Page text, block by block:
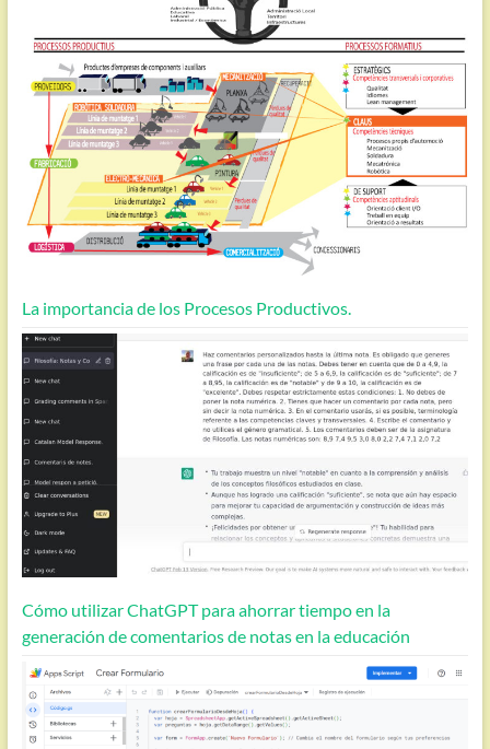
La importancia de los Procesos Productivos.
Cómo utilizar ChatGPT para ahorrar tiempo en la
generación de comentarios de notas en la educación